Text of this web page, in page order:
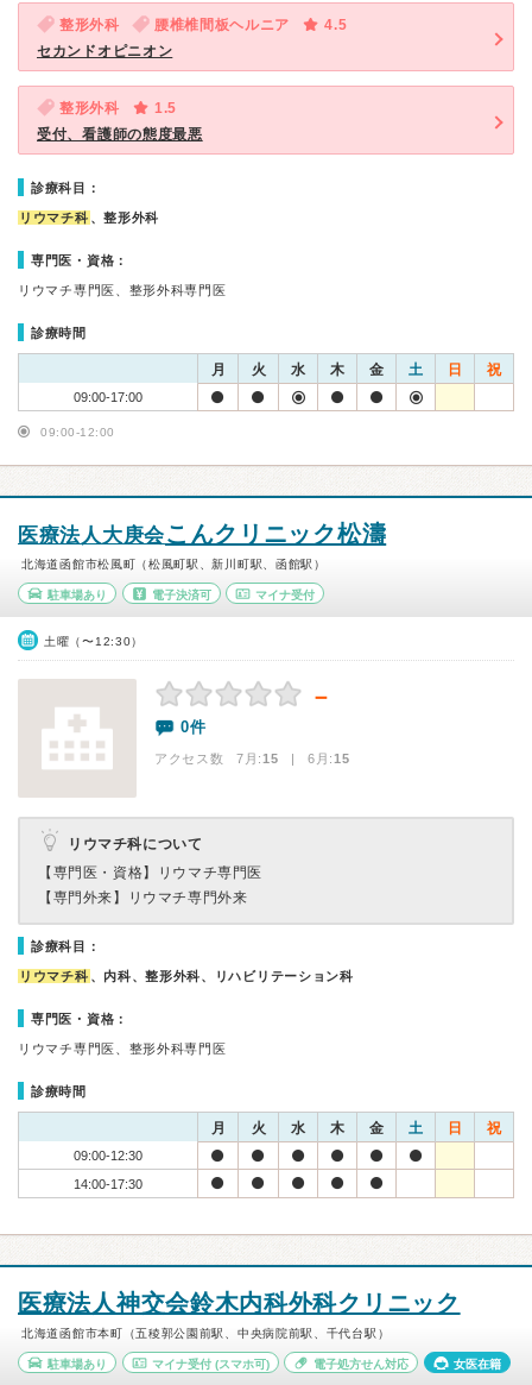
整形外科 腰椎椎間板ヘルニア
4.5
セカンドオピニオン
整形外科
1.5
受付、看護師の態度最悪
診療科目：
リウマチ科 、整形外科
専門医・資格：
リウマチ専門医、整形外科専門医
診療時間
月 火 水 木 金 土 日 祝
09:00-17:00
09:00-12:00
医療法人大庚会こんクリニック松濤
北海道函館市松風町（松風町駅、新川町駅、函館駅）
駐車場あり 電子決済可 マイナ受付
土曜（〜12:30）
－
0件
アクセス数 7月:15 | 6月:15
リウマチ科について
【専門医・資格】
リウマチ専門医
【専門外来】
リウマチ専門外来
診療科目：
リウマチ科 、内科、整形外科、リハビリテーション科
専門医・資格：
リウマチ専門医、整形外科専門医
診療時間
月 火 水 木 金 土 日 祝
09:00-12:30
14:00-17:30
医療法人神交会鈴木内科外科クリニック
北海道函館市本町（五稜郭公園前駅、中央病院前駅、千代台駅）
駐車場あり マイナ受付(スマホ可) 電子処方せん対応 女医在籍